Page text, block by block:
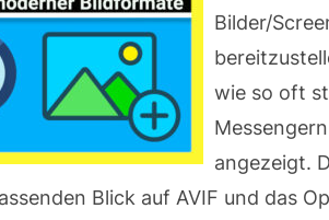
Bilder/
wie so oft
angezeigt.
Blick auf AVIF und das